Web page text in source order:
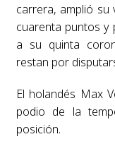
carrera, amplió su
cuarenta puntos y
a su quinta
restan por
El holandés Max
podio de la
posición.